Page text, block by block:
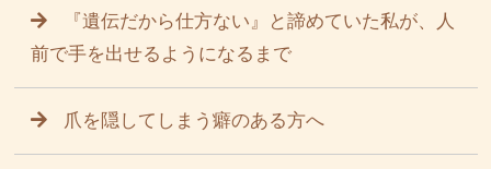
『遺伝だから仕方ない』と諦めていた私が、人
前で手を出せるようになるまで
爪を隠してしまう癖のある方へ